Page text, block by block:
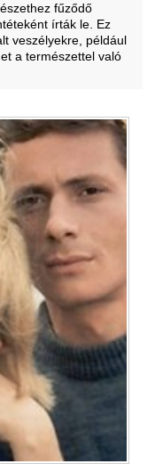
fűződő
írták le. Ez
veszélyekre, például
a természettel való